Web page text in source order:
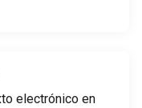
electrónico en